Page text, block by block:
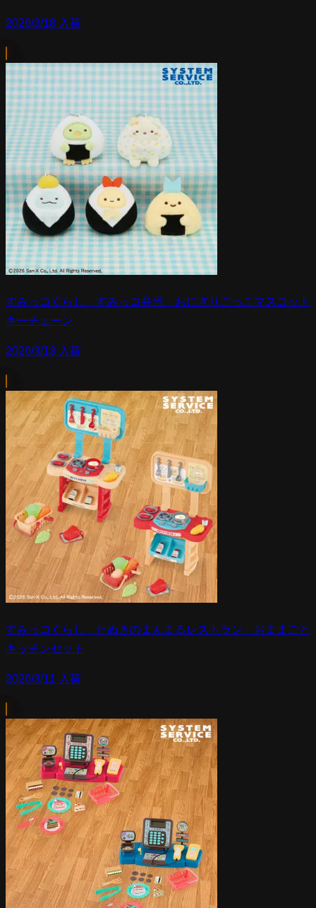
2026/3/18 入荷
すみっコぐらし すみっコ弁当 おにぎりごっこマスコット
キーチェーン
2026/3/13 入荷
すみっコぐらし たぬきのまんまるレストラン おままごと
キッチンセット
2026/3/11 入荷